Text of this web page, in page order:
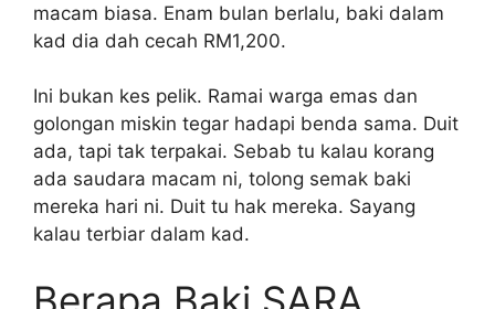
macam biasa. Enam bulan berlalu, baki dalam
kad dia dah cecah RM1,200.
Ini bukan kes pelik. Ramai warga emas dan
golongan miskin tegar hadapi benda sama. Duit
ada, tapi tak terpakai. Sebab tu kalau korang
ada saudara macam ni, tolong semak baki
mereka hari ni. Duit tu hak mereka. Sayang
kalau terbiar dalam kad.